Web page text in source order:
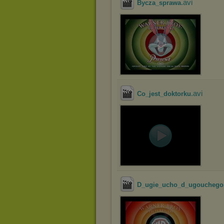
Bycza_sprawa.avi
Co_jest_doktorku.avi
D_ugie_ucho_d_ugouchego